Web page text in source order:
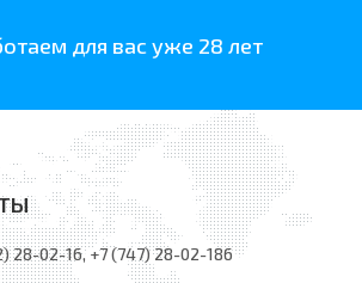
для вас уже 28 лет
28-02-16, +7 (747) 28-02-186